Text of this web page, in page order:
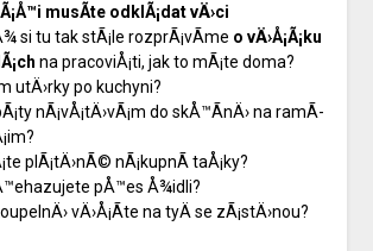
musÃ­te odklÃ¡dat vÄ›ci
si tu tak stÃ¡le rozprÃ¡vÃ­me o vÄ›Å¡Ã¡ku
na pracoviÅ¡ti, jak to mÃ¡te doma?
utÄ›rky po kuchyni?
nÃ¡vÅ¡tÄ›vÃ¡m do skÅ™Ã­nÄ› na ramÃ­
plÃ¡tÄ›nÃ© nÃ¡kupnÃ­ taÅ¡ky?
pÅ™es Å¾idli?
vÄ›Å¡Ã­te na tyÄ se zÃ¡stÄ›nou?